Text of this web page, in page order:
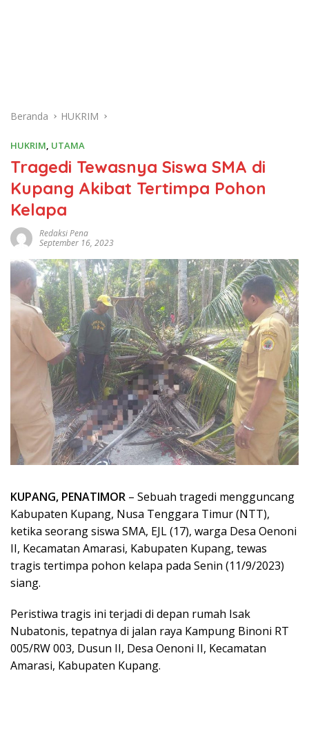
Beranda HUKRIM
HUKRIM, UTAMA
Tragedi Tewasnya Siswa SMA di
Kupang Akibat Tertimpa Pohon
Kelapa
Redaksi Pena
September 16, 2023
KUPANG, PENATIMOR – Sebuah tragedi mengguncang
Kabupaten Kupang, Nusa Tenggara Timur (NTT),
ketika seorang siswa SMA, EJL (17), warga Desa Oenoni
II, Kecamatan Amarasi, Kabupaten Kupang, tewas
tragis tertimpa pohon kelapa pada Senin (11/9/2023)
siang.
Peristiwa tragis ini terjadi di depan rumah Isak
Nubatonis, tepatnya di jalan raya Kampung Binoni RT
005/RW 003, Dusun II, Desa Oenoni II, Kecamatan
Amarasi, Kabupaten Kupang.